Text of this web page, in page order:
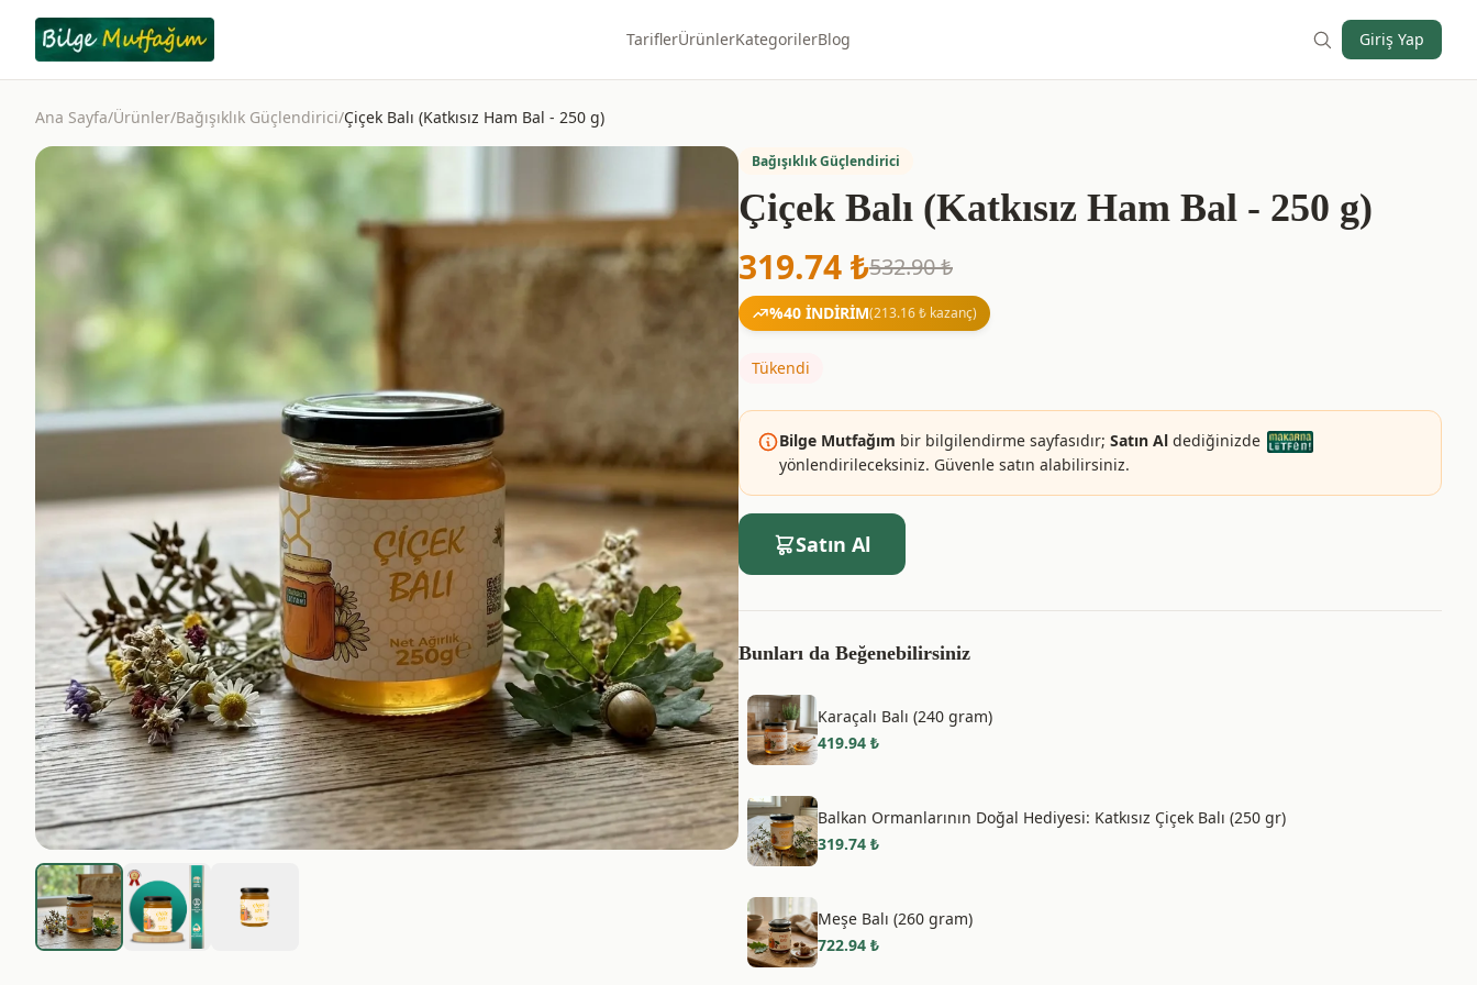
TariflerÜrünlerKategorilerBlog Giriş Yap
Ana Sayfa/Ürünler/Bağışıklık Güçlendirici/Çiçek Balı (Katkısız Ham Bal - 250 g)
Bağışıklık Güçlendirici
Çiçek Balı (Katkısız Ham Bal - 250 g)
319.74₺532.90₺
%40 İNDİRİM(213.16₺ kazanç)
Tükendi
Bilge Mutfağım bir bilgilendirme sayfasıdır; Satın Al dediğinizde
yönlendirileceksiniz. Güvenle satın alabilirsiniz.
Satın Al
Bunları da Beğenebilirsiniz
Karaçalı Balı (240 gram)
419.94 ₺
Balkan Ormanlarının Doğal Hediyesi: Katkısız Çiçek Balı (250 gr)
319.74 ₺
Meşe Balı (260 gram)
722.94 ₺